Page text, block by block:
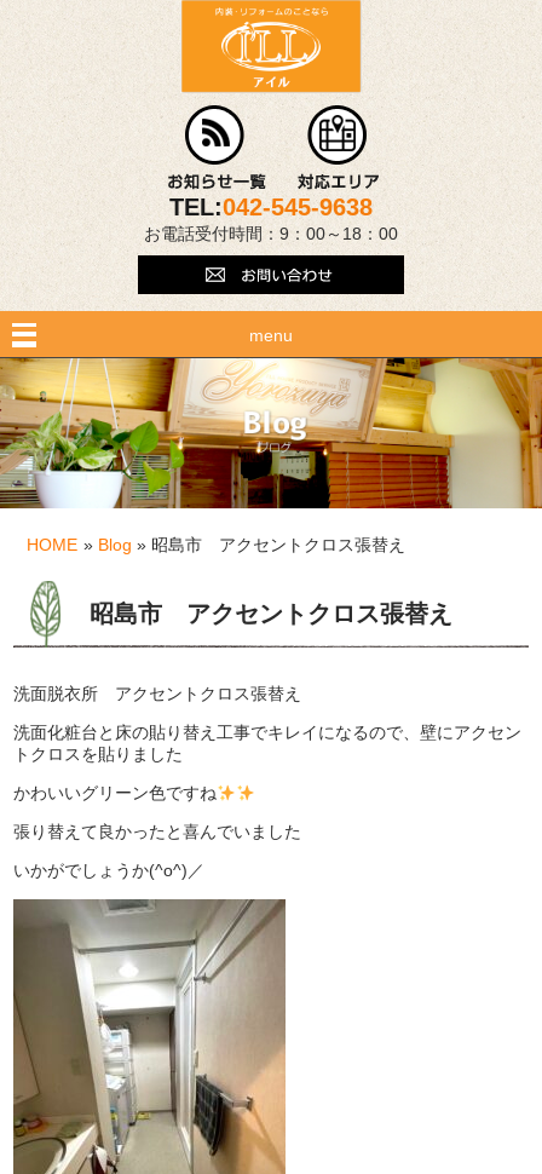
TEL:042-545-9638
お電話受付時間：9：00～18：00
menu
HOME » Blog » 昭島市 アクセントクロス張替え
昭島市 アクセントクロス張替え
洗面脱衣所 アクセントクロス張替え
洗面化粧台と床の貼り替え工事でキレイになるので、壁にアクセン
トクロスを貼りました
かわいいグリーン色ですね
張り替えて良かったと喜んでいました
いかがでしょうか(^o^)／